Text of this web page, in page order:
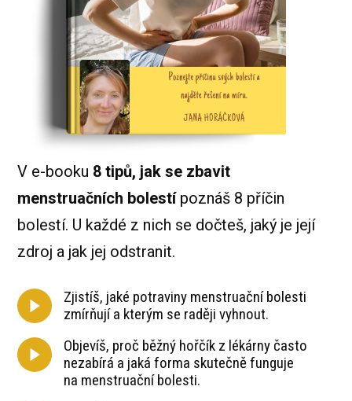
V e-booku 8 tipů, jak se zbavit
menstruačních bolestí poznáš 8 příčin
bolestí. U každé z nich se dočteš, jaký je její
zdroj a jak jej odstranit.
Zjistíš, jaké potraviny menstruační bolesti
zmírňují a kterým se raději vyhnout.
Objevíš, proč běžný hořčík z lékárny často
nezabírá a jaká forma skutečně funguje
na menstruační bolesti.